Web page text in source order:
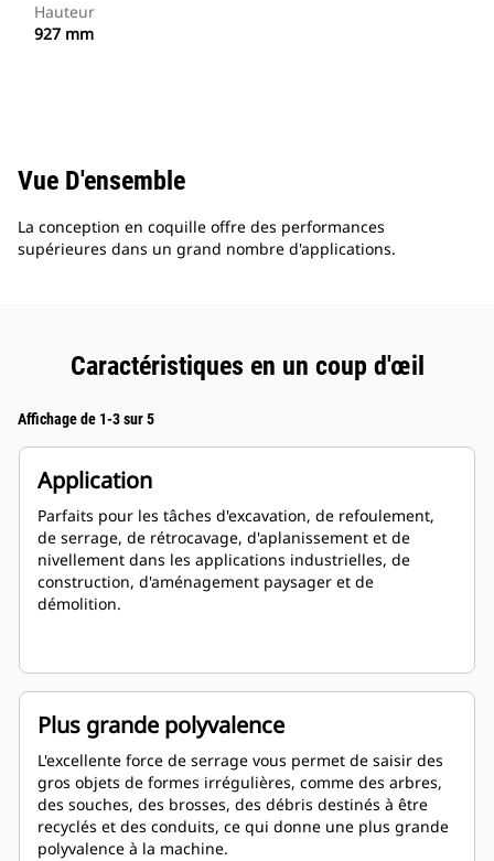
Hauteur
927 mm
Vue D'ensemble
La conception en coquille offre des performances
supérieures dans un grand nombre d'applications.
Caractéristiques en un coup d'œil
Affichage de 1-3 sur 5
Application
Parfaits pour les tâches d'excavation, de refoulement,
de serrage, de rétrocavage, d'aplanissement et de
nivellement dans les applications industrielles, de
construction, d'aménagement paysager et de
démolition.
Plus grande polyvalence
L'excellente force de serrage vous permet de saisir des
gros objets de formes irrégulières, comme des arbres,
des souches, des brosses, des débris destinés à être
recyclés et des conduits, ce qui donne une plus grande
polyvalence à la machine.